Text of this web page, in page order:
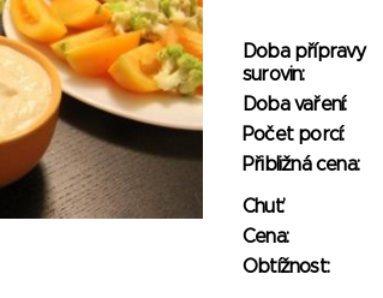
Doba přípravy
surovin:
Doba vaření:
Počet porcí:
Přibližná cena:
Chuť:
Cena:
Obtížnost: